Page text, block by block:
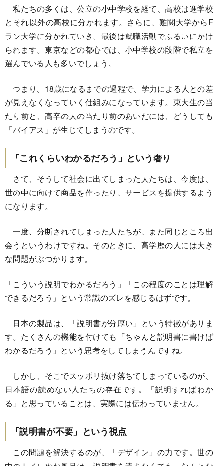
私たちの多くは、公立の小中学校を経て、高校は進学校
とそれ以外の高校に分かれます。さらに、難関大学からF
ラン大学に分かれていき、最後は就職活動でふるいにかけ
られます。東京などの都心では、小中学校の段階で私立を
選んでいる人も多いでしょう。
つまり、18歳になるまでの過程で、学力による人との差
が見えなくなっていく仕組みになっています。東大生の当
たり前と、高卒の人の当たり前のあいだには、どうしても
「バイアス」が生じてしまうのです。
「これくらいわかるだろう」という奢り
さて、そうして社会に出てしまった人たちは、今度は、
世の中に向けて商品を作ったり、サービスを提供するよう
になります。
一度、分断されてしまった人たちが、また同じところ出
会うというわけですね。そのときに、高学歴の人には大き
な問題がぶつかります。
「こういう説明でわかるだろう」「この程度のことは理解
できるだろう」という常識のズレを感じるはずです。
日本の製品は、「説明書が分厚い」という特徴がありま
す。たくさんの機能を付けても「ちゃんと説明書に書けば
わかるだろう」という思考をしてしまうんですね。
しかし、そこでスッポリ抜け落ちてしまっているのが、
日本語の読めない人たちの存在です。「説明すればわか
る」と思っていることは、実際には伝わっていません。
「説明書が不要」という視点
この問題を解決するのが、「デザイン」の力です。世の